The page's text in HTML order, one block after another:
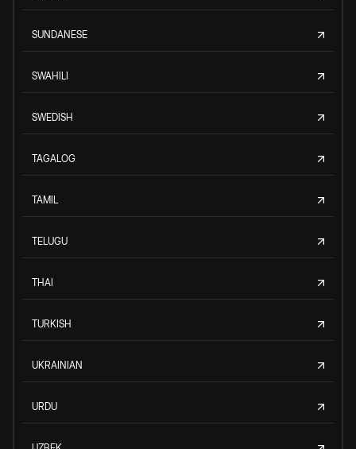
SUNDANESE
SWAHILI
SWEDISH
TAGALOG
TAMIL
TELUGU
THAI
TURKISH
UKRAINIAN
URDU